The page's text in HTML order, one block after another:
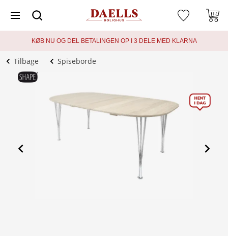
KØB NU OG DEL BETALINGEN OP I 3 DELE MED KLARNA
Tilbage Spiseborde